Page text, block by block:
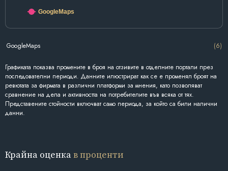
GoogleMaps
GoogleMaps (6)
Графиката показва промените в броя на отзивите в отделните портали през
последователни периоди. Данните илюстрират как се е променял броят на
ревютата за фирмата в различни платформи за мнения, като позволяват
сравнение на дела и активността на потребителите във всяка от тях.
Представените стойности включват само периода, за който са били налични
данни.
Крайна оценкав проценти